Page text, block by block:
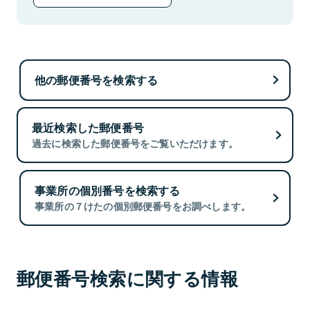
他の郵便番号を検索する
最近検索した郵便番号
過去に検索した郵便番号をご覧いただけます。
事業所の個別番号を検索する
事業所の７けたの個別郵便番号をお調べします。
郵便番号検索に関する情報